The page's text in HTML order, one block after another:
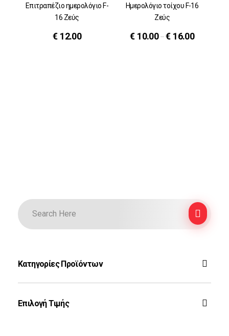
Επιτραπέζιο ημερολόγιο F-
16 Ζεύς
€ 12.00
Ημερολόγιο τοίχου F-16
Ζεύς
€ 10.00–€ 16.00
Κατηγορίες Προϊόντων
Ζεύς
Επιλογή Τιμής